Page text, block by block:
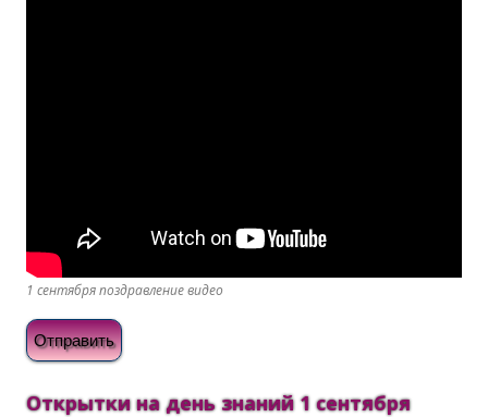
1 сентября поздравление видео
Отправить
Открытки на день знаний 1 сентября